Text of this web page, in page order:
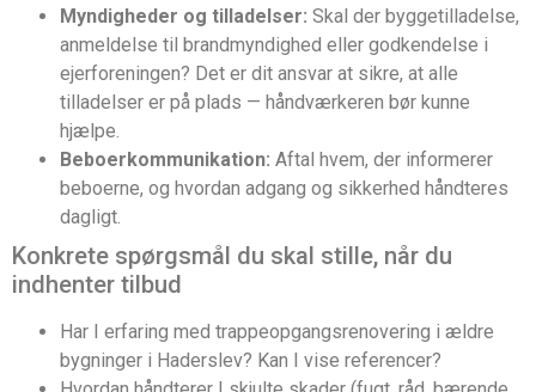
Myndigheder og tilladelser: Skal der byggetilladelse,
anmeldelse til brandmyndighed eller godkendelse i
ejerforeningen? Det er dit ansvar at sikre, at alle
tilladelser er på plads — håndværkeren bør kunne
hjælpe.
Beboerkommunikation: Aftal hvem, der informerer
beboerne, og hvordan adgang og sikkerhed håndteres
dagligt.
Konkrete spørgsmål du skal stille, når du
indhenter tilbud
Har I erfaring med trappeopgangsrenovering i ældre
bygninger i Haderslev? Kan I vise referencer?